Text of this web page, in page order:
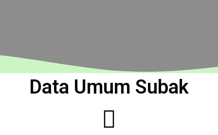
Data Umum Subak